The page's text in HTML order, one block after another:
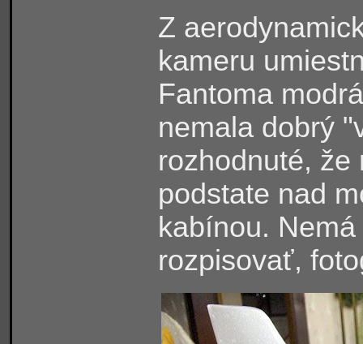
Z
kameru
Fantoma
nemala dobrý
rozhodnuté,
podstate nad
kabínou.
rozpisovať,